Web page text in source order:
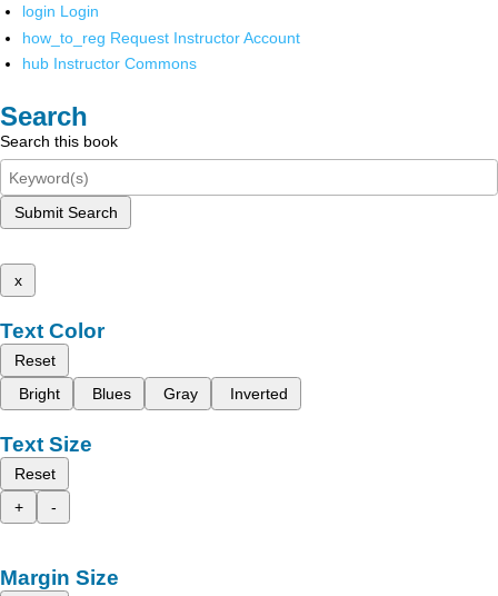
login Login
how_to_reg Request Instructor Account
hub Instructor Commons
Search
Search this book
Submit Search
x
Text Color
Reset
Bright
Blues Gray Inverted
Text Size
Reset
+
-
Margin Size